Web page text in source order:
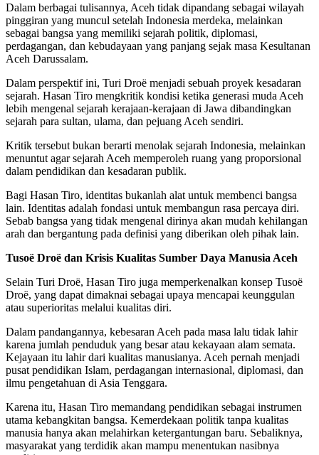
Dalam berbagai tulisannya, Aceh tidak dipandang sebagai wilayah
pinggiran yang muncul setelah Indonesia merdeka, melainkan
sebagai bangsa yang memiliki sejarah politik, diplomasi,
perdagangan, dan kebudayaan yang panjang sejak masa Kesultanan
Aceh Darussalam.
Dalam perspektif ini, Turi Droë menjadi sebuah proyek kesadaran
sejarah. Hasan Tiro mengkritik kondisi ketika generasi muda Aceh
lebih mengenal sejarah kerajaan-kerajaan di Jawa dibandingkan
sejarah para sultan, ulama, dan pejuang Aceh sendiri.
Kritik tersebut bukan berarti menolak sejarah Indonesia, melainkan
menuntut agar sejarah Aceh memperoleh ruang yang proporsional
dalam pendidikan dan kesadaran publik.
Bagi Hasan Tiro, identitas bukanlah alat untuk membenci bangsa
lain. Identitas adalah fondasi untuk membangun rasa percaya diri.
Sebab bangsa yang tidak mengenal dirinya akan mudah kehilangan
arah dan bergantung pada definisi yang diberikan oleh pihak lain.
Tusoë Droë dan Krisis Kualitas Sumber Daya Manusia Aceh
Selain Turi Droë, Hasan Tiro juga memperkenalkan konsep Tusoë
Droë, yang dapat dimaknai sebagai upaya mencapai keunggulan
atau superioritas melalui kualitas diri.
Dalam pandangannya, kebesaran Aceh pada masa lalu tidak lahir
karena jumlah penduduk yang besar atau kekayaan alam semata.
Kejayaan itu lahir dari kualitas manusianya. Aceh pernah menjadi
pusat pendidikan Islam, perdagangan internasional, diplomasi, dan
ilmu pengetahuan di Asia Tenggara.
Karena itu, Hasan Tiro memandang pendidikan sebagai instrumen
utama kebangkitan bangsa. Kemerdekaan politik tanpa kualitas
manusia hanya akan melahirkan ketergantungan baru. Sebaliknya,
masyarakat yang terdidik akan mampu menentukan nasibnya